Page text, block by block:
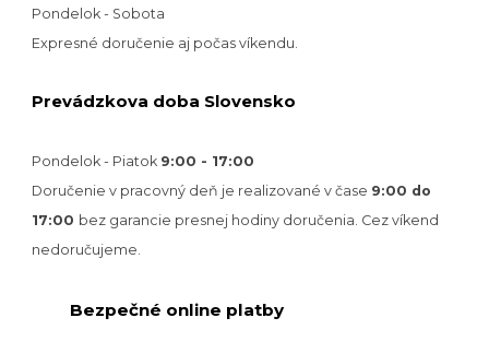
Pondelok - Sobota
Expresné doručenie aj počas víkendu.
Prevádzkova doba Slovensko
Pondelok - Piatok 9:00 - 17:00
Doručenie v pracovný deň je realizované v čase 9:00 do
17:00 bez garancie presnej hodiny doručenia. Cez víkend
nedoručujeme.
Bezpečné online platby